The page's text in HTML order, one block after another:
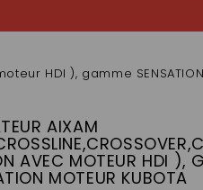
HDI ), gamme
AIXAM
AVEC MOTEUR HDI ),
MOTEUR KUBOTA